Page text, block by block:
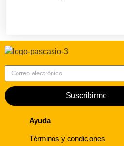
Suscribirme
Ayuda
Términos y condiciones